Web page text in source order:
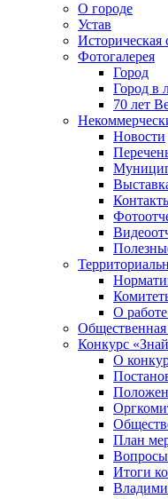
О городе
Устав
Историческая
Фотогалерея
Город
Город в
70 лет
Новости
О
Общественная
Конкурс
О
План
Вопросы
Итоги